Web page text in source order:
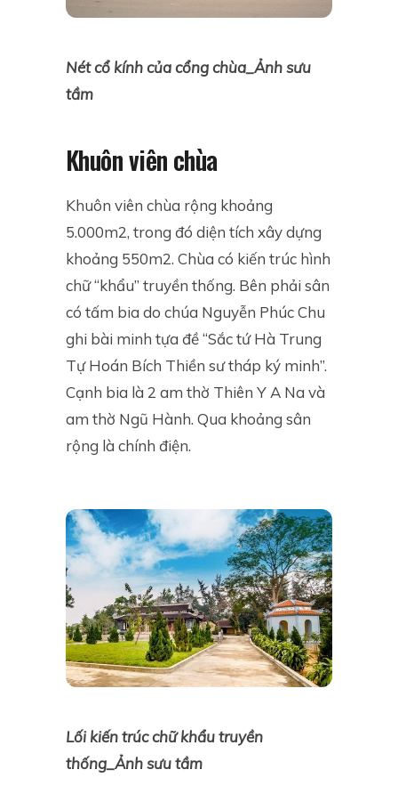
Nét cổ kính của cổng chùa_Ảnh sưu
tầm
Khuôn viên chùa
Khuôn viên chùa rộng khoảng
5.000m2, trong đó diện tích xây dựng
khoảng 550m2. Chùa có kiến trúc hình
chữ “khẩu” truyền thống. Bên phải sân
có tấm bia do chúa Nguyễn Phúc Chu
ghi bài minh tựa đề “Sắc tứ Hà Trung
Tự Hoán Bích Thiền sư tháp ký minh”.
Cạnh bia là 2 am thờ Thiên Y A Na và
am thờ Ngũ Hành. Qua khoảng sân
rộng là chính điện.
Lối kiến trúc chữ khẩu truyền
thống_Ảnh sưu tầm